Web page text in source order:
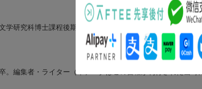
学研究科博士課程後期三年の課程退学後学位取得。博士（
。編集者・ライター（本データはこの書籍が刊行された当時